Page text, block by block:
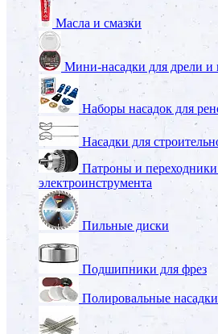
Масла и смазки
Мини-насадки для дрели и
Наборы насадок для
Насадки для
Патроны и
электроинструмента
Пильные диски
Подшипники для фрез
Полировальные насадки